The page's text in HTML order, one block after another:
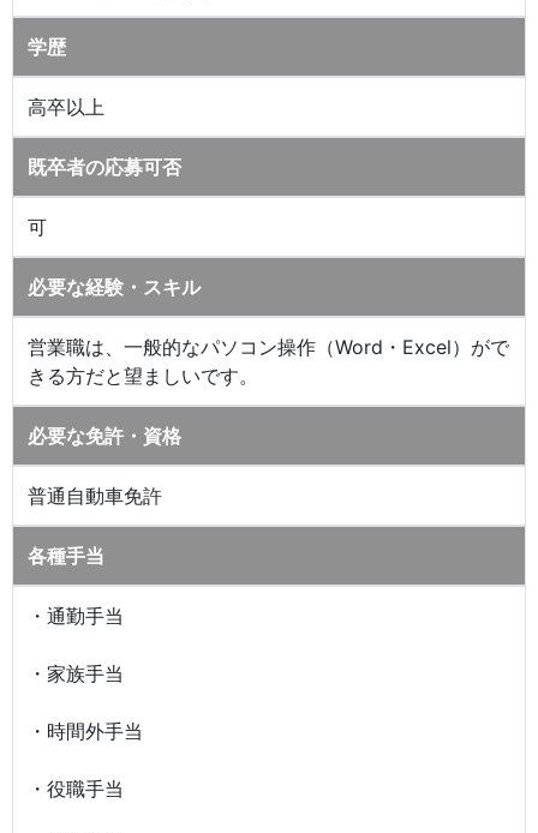
学歴
高卒以上
既卒者の応募可否
可
必要な経験・スキル
営業職は、一般的なパソコン操作（Word・Excel）がで
きる方だと望ましいです。
必要な免許・資格
普通自動車免許
各種手当
・通勤手当
・家族手当
・時間外手当
・役職手当